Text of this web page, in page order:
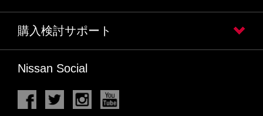
購入検討サポート
Nissan Social